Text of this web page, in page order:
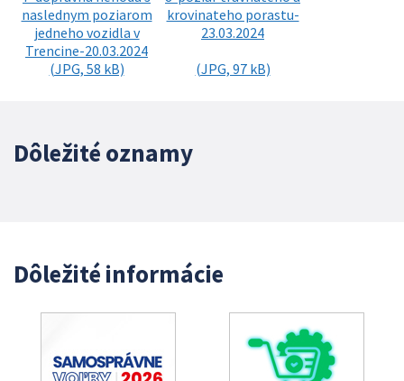
naslednym poziarom
jedneho vozidla v
Trencine-20.03.2024
(JPG, 58 kB)
krovinateho porastu-
23.03.2024
(JPG, 97 kB)
Dôležité oznamy
Dôležité informácie